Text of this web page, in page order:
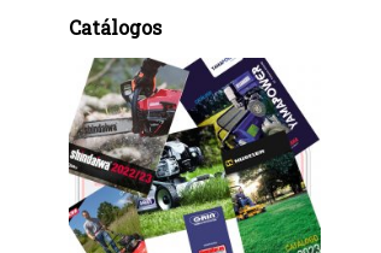
Catálogos